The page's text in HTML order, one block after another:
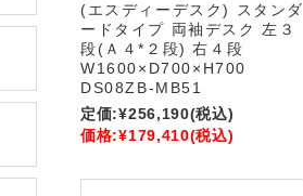
(エスディーデスク) スタンダ
ードタイプ 両袖デスク 左３
段(Ａ４*２段) 右４段
W1600×D700×H700
DS08ZB-MB51
定価:¥256,190(税込)
価格:¥179,410(税込)